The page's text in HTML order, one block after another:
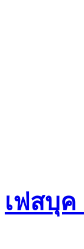
เฟสบุค